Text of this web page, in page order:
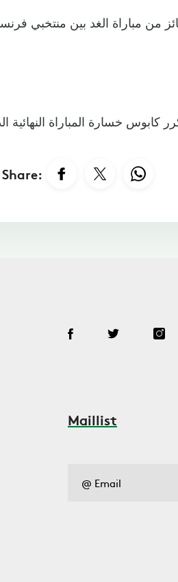
من مباراة الغد بين منتخبي
كابوس خسارة المباراة النهائية
Share:
Maillist